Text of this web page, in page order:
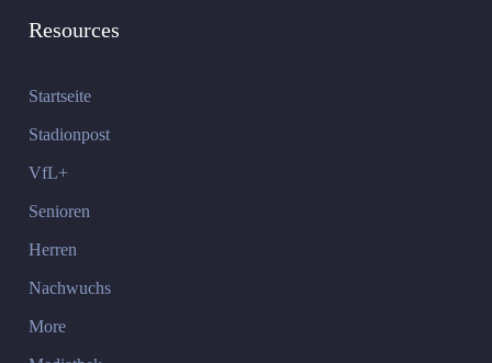
Resources
Startseite
Stadionpost
VfL+
Senioren
Herren
Nachwuchs
More